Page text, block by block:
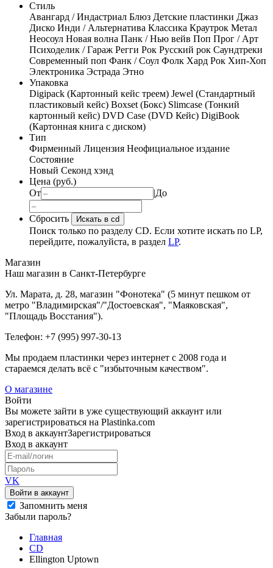
Стиль
Авангард / Индастриал Блюз Детские пластинки Джаз
Диско Инди / Альтернатива Классика Краутрок Метал
Неосоул Новая волна Панк / Нью вейв Поп Прог / Арт
Психоделик / Гараж Регги Рок Русский рок Саундтреки
Современный поп Фанк / Соул Фолк Хард Рок Хип-Хоп
Электроника Эстрада Этно
Упаковка
Digipack (Картонный кейс треем) Jewel (Стандартный
пластиковый кейс) Boxset (Бокс) Slimcase (Тонкий
картонный кейс) DVD Case (DVD Кейс) DigiBook
(Картонная книга с диском)
Тип
Фирменный Лицензия Неофициальное издание
Состояние
Новый Секонд хэнд
Цена (руб.)
От
|До
Сбросить Искать в cd
Поиск только по разделу CD. Если хотите искать по LP,
перейдите, пожалуйста, в раздел LP.
Магазин
Наш магазин в Санкт-Петербурге
Ул. Марата, д. 28, магазин "Фонотека" (5 минут пешком от
метро "Владимирская"/"Достоевская", "Маяковская",
"Площадь Восстания").
Телефон: +7 (995) 997-30-13
Мы продаем пластинки через интернет c 2008 года и
стараемся делать всё с "избыточным качеством".
О магазине
Войти
Вы можете зайти в уже существующий аккаунт или
зарегистрироваться на Plastinka.com
Вход в аккаунтЗарегистрироваться
Вход в аккаунт
VK
Войти в аккаунт
Запомнить меня
Забыли пароль?
Главная
CD
Ellington Uptown